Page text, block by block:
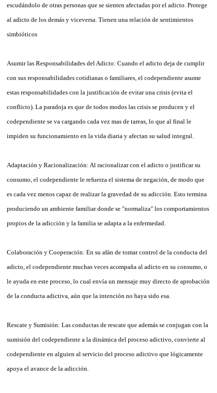
escudándolo de otras personas que se sienten afectadas por el adicto. Protege
al adicto de los demás y viceversa. Tienen una relación de sentimientos
simbióticos
Asumir las Responsabilidades del Adicto: Cuando el adicto deja de cumplir
con sus responsabilidades cotidianas o familiares, el codependiente asume
estas responsabilidades con la justificación de evitar una crisis (evita el
conflicto). La paradoja es que de todos modos las crisis se producen y el
codependiente se va cargando cada vez mas de tareas, lo que al final le
impiden su funcionamiento en la vida diaria y afectan su salud integral.
Adaptación y Racionalización: Al racionalizar con el adicto o justificar su
consumo, el codependiente le refuerza el sistema de negación, de modo que
es cada vez menos capaz de realizar la gravedad de su adicción. Esto termina
produciendo un ambiente familiar donde se "normaliza" los comportamientos
propios de la adicción y la familia se adapta a la enfermedad.
Colaboración y Cooperación: En su afán de tomar control de la conducta del
adicto, el codependiente muchas veces acompaña al adicto en su consumo, o
le ayuda en este proceso, lo cual envía un mensaje muy directo de aprobación
de la conducta adictiva, aún que la intención no haya sido esa.
Rescate y Sumisión: Las conductas de rescate que además se conjugan con la
sumisión del codependiente a la dinámica del proceso adictivo, convierte al
codependiente en alguien al servicio del proceso adictivo que lógicamente
apoya el avance de la adicción.